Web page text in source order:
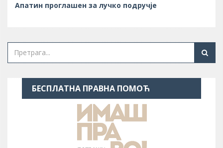
Апатин проглашен за лучко подручје
БЕСПЛАТНА ПРАВНА ПОМОЋ